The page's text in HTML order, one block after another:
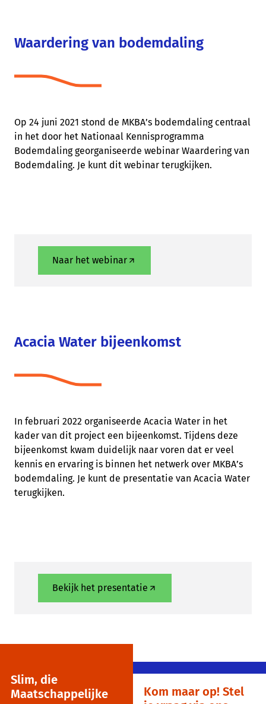
Waardering van bodemdaling
Op 24 juni 2021 stond de MKBA’s bodemdaling centraal
in het door het Nationaal Kennisprogramma
Bodemdaling georganiseerde webinar Waardering van
Bodemdaling. Je kunt dit webinar terugkijken.
Naar het webinar
Acacia Water bijeenkomst
In februari 2022 organiseerde Acacia Water in het
kader van dit project een bijeenkomst. Tijdens deze
bijeenkomst kwam duidelijk naar voren dat er veel
kennis en ervaring is binnen het netwerk over MKBA’s
bodemdaling. Je kunt de presentatie van Acacia Water
terugkijken.
Bekijk het presentatie
Slim, die
Maatschappelijke
Kom maar op! Stel